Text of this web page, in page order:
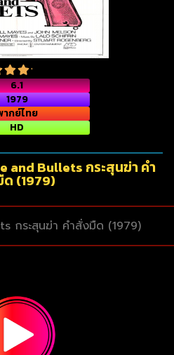
6.1
1979
กย์ไทย
HD
and Bullets กระสุนฆ่า คำ
(1979)
กระสุนฆ่า คำสั่งมืด (1979)